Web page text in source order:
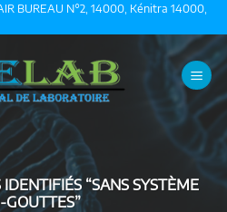
BUREAU N°2, 14000, Kénitra 14000,
IDENTIFIÉS “SANS SYSTÈME
GOUTTES”